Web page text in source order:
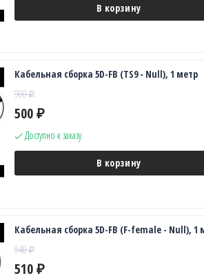
В корзину
Кабельная сборка 5D-FB (TS9 - Null), 1 метр
900₽
500 ₽
Доступно к заказу
В корзину
Кабельная сборка 5D-FB (F-female - Null), 1
940₽
510 ₽